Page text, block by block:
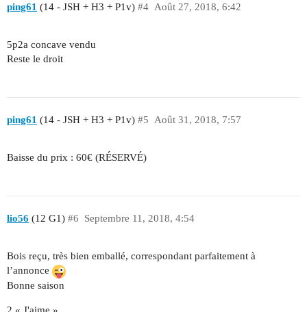
ping61 (14 - JSH + H3 + P1v) Août 27, 2018, 6:42
#4
5p2a concave vendu
Reste le droit
ping61 (14 - JSH + H3 + P1v) Août 31, 2018, 7:57
#5
Baisse du prix : 60€ (RÉSERVÉ)
lio56 (12 G1) Septembre 11, 2018, 4:54
#6
Bois reçu, très bien emballé, correspondant parfaitement à
l’annonce
Bonne saison
2 « J'aime »